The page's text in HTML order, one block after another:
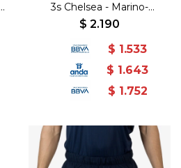
3s Chelsea - Marino-
Blanco
$ 2.190
$ 1.533
$ 1.643
$ 1.752